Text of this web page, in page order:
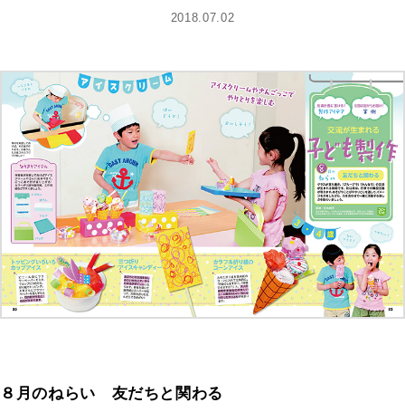
2018.07.02
８月のねらい 友だちと関わる